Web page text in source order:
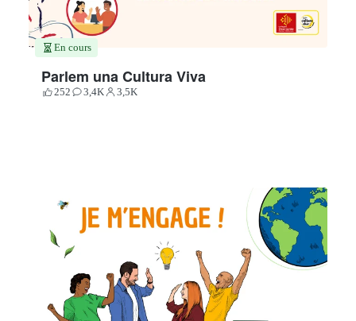
En cours
Parlem una Cultura Viva
252
Votes 3,4K
Contributions
3,5K
Participants